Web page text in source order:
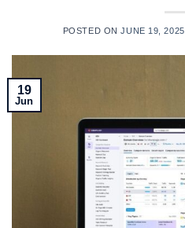
POSTED ONJUNE 19, 2025
19
Jun